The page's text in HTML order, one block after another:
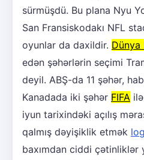
sürmüşdü. Bu plana Nyu
San Fransiskodakı NFL
oyunlar da daxildir. Dünya
edən şəhərlərin seçimi
deyil. ABŞ-da 11 şəhər,
Kanadada iki şəhər FIFA
iyun tarixindəki açılış
qalmış dəyişiklik etmək
baxımdan ciddi çətinliklər